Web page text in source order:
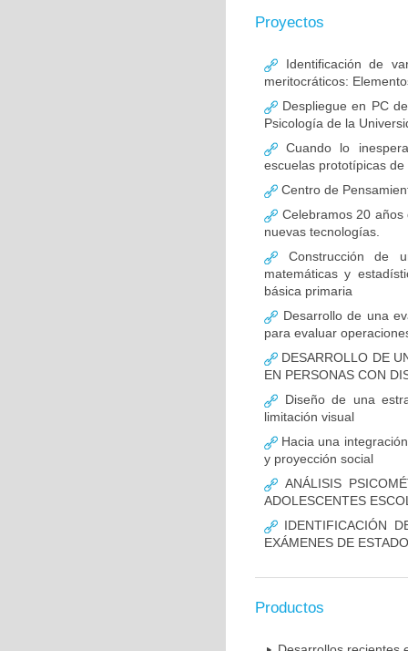
Proyectos
Identificación de
meritocráticos:
Despliegue en PC
Psicología de la
Cuando lo
escuelas prototípicas
Centro de
Celebramos 20
nuevas tecnologías.
Construcción de
matemáticas y
básica primaria
Desarrollo de una
para evaluar
DESARROLLO DE
EN PERSONAS CON
Diseño de una
limitación visual
Hacia una
y proyección social
ANÁLISIS
ADOLESCENTES
IDENTIFICACIÓN
EXÁMENES DE
Productos